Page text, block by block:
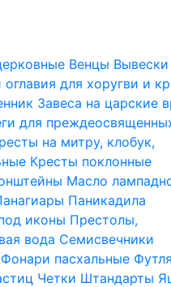
Венцы Вывески
для хоругви и
Завеса на царские
для
на митру, клобук,
Кресты поклонные
Масло
Паникадила
иконы Престолы,
вода Семисвечники
Фонари пасхальные
Четки Штандарты